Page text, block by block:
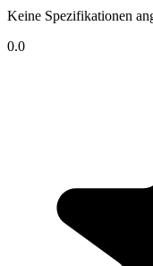
Keine Spezifikationen
0.0